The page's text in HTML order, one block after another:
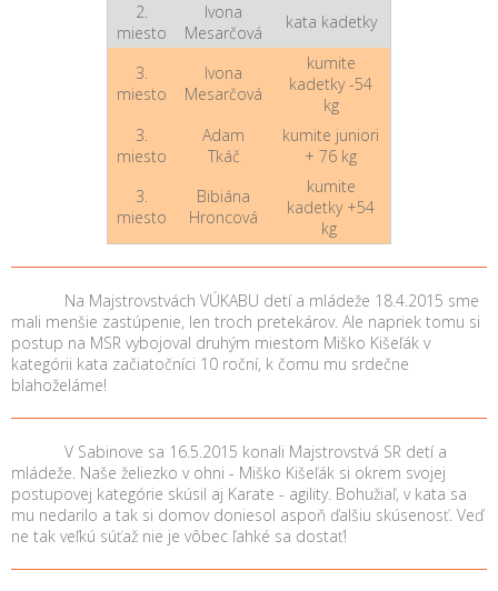
2.
miesto
Ivona
Mesarčová
kata kadetky
3.
miesto
Ivona
Mesarčová
kumite
kadetky -54
kg
3.
miesto
Adam
Tkáč
kumite juniori
+ 76 kg
3.
miesto
Bibiána
Hroncová
kumite
kadetky +54
kg
Na Majstrovstvách VÚKABU detí a mládeže 18.4.2015 sme
mali menšie zastúpenie, len troch pretekárov. Ale napriek tomu si
postup na MSR vybojoval druhým miestom Miško Kišeľák v
kategórii kata začiatočníci 10 roční, k čomu mu srdečne
blahoželáme!
V Sabinove sa 16.5.2015 konali Majstrovstvá SR detí a
mládeže. Naše želiezko v ohni - Miško Kišeľák si okrem svojej
postupovej kategórie skúsil aj Karate - agility. Bohužiaľ, v kata sa
mu nedarilo a tak si domov doniesol aspoň ďalšiu skúsenosť. Veď
ne tak veľkú súťaž nie je vôbec ľahké sa dostať!